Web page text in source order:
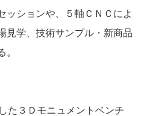
ションや、５軸ＣＮＣによ
見学、技術サンプル・新商品
。
３Ｄモニュメントベンチ